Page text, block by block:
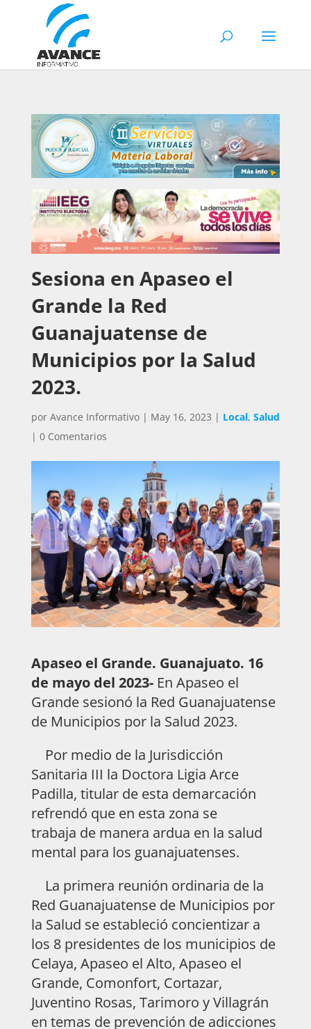
Sesiona en Apaseo el
Grande la Red
Guanajuatense de
Municipios por la Salud
2023.
por Avance Informativo| May 16, 2023 | Local, Salud
| 0 Comentarios
Apaseo el Grande. Guanajuato. 16
de mayo del 2023- En Apaseo el
Grande sesionó la Red Guanajuatense
de Municipios por la Salud 2023.
Por medio de la Jurisdicción
Sanitaria III la Doctora Ligia Arce
Padilla, titular de esta demarcación
refrendó que en esta zona se
trabaja de manera ardua en la salud
mental para los guanajuatenses.
La primera reunión ordinaria de la
Red Guanajuatense de Municipios por
la Salud se estableció concientizar a
los 8 presidentes de los municipios de
Celaya, Apaseo el Alto, Apaseo el
Grande, Comonfort, Cortazar,
Juventino Rosas, Tarimoro y Villagrán
en temas de prevención de adicciones